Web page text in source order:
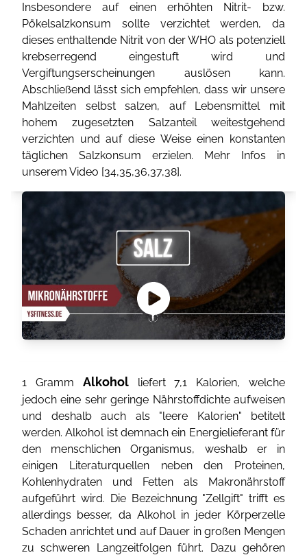
Insbesondere auf einen erhöhten Nitrit- bzw.
Pökelsalzkonsum sollte verzichtet werden, da
dieses enthaltende Nitrit von der WHO als potenziell
krebserregend eingestuft wird und
Vergiftungserscheinungen auslösen kann.
Abschließend lässt sich empfehlen, dass wir unsere
Mahlzeiten selbst salzen, auf Lebensmittel mit
hohem zugesetzten Salzanteil weitestgehend
verzichten und auf diese Weise einen konstanten
täglichen Salzkonsum erzielen. Mehr Infos in
unserem Video [34,35,36,37,38].
1 Gramm Alkoholliefert 7,1 Kalorien, welche
jedoch eine sehr geringe Nährstoffdichte aufweisen
und deshalb auch als "leere Kalorien" betitelt
werden. Alkohol ist demnach ein Energielieferant für
den menschlichen Organismus, weshalb er in
einigen Literaturquellen neben den Proteinen,
Kohlenhydraten und Fetten als Makronährstoff
aufgeführt wird. Die Bezeichnung "Zellgift" trifft es
allerdings besser, da Alkohol in jeder Körperzelle
Schaden anrichtet und auf Dauer in großen Mengen
zu schweren Langzeitfolgen führt. Dazu gehören